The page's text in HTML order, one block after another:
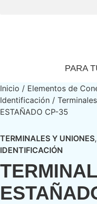
PARA
Inicio / Elementos de
Identificación /
ESTAÑADO CP-35
TERMINALES Y UNIONES,
IDENTIFICACIÓN